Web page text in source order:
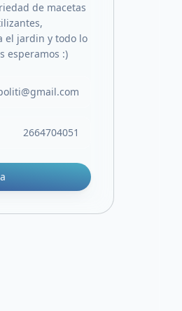
de macetas
el jardin y todo lo
esperamos :)
2664704051